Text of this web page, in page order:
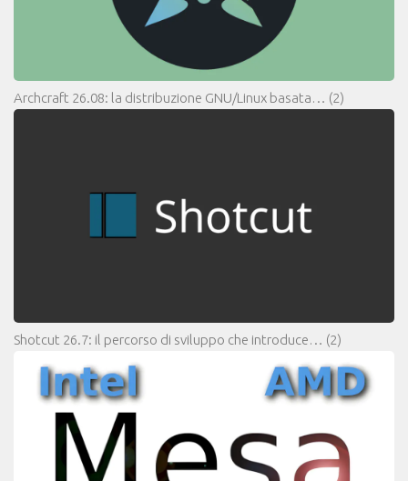
Archcraft 26.08: la distribuzione GNU/Linux basata… (2)
Shotcut 26.7: il percorso di sviluppo che introduce… (2)